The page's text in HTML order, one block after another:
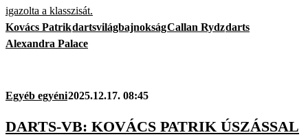
igazolta a klasszisát.
Kovács PatrikdartsvilágbajnokságCallan Rydzdarts
Alexandra Palace
Egyéb egyéni2025.12.17. 08:45
DARTS-VB: KOVÁCS PATRIK ÚSZÁSSAL